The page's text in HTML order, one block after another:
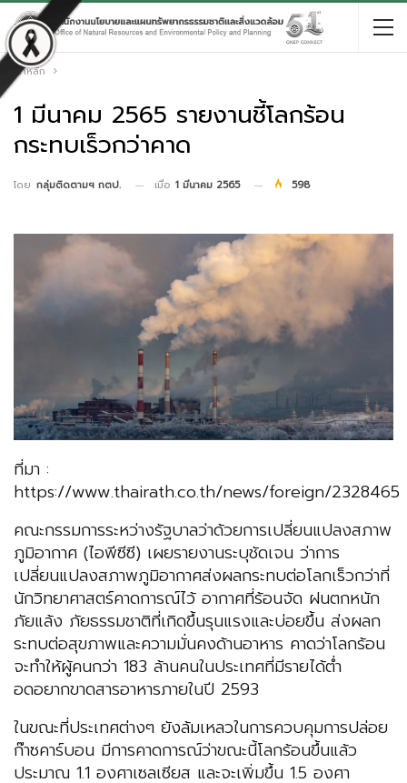
หน้าหลัก
1 มีนาคม 2565 รายงานชี้โลกร้อน
กระทบเร็วกว่าคาด
โดย กลุ่มติดตามฯ กตป. เมื่อ 1 มีนาคม 2565 598
ที่มา :
https://www.thairath.co.th/news/foreign/2328465
คณะกรรมการระหว่างรัฐบาลว่าด้วยการเปลี่ยนแปลงสภาพ
ภูมิอากาศ (ไอพีซีซี) เผยรายงานระบุชัดเจน ว่าการ
เปลี่ยนแปลงสภาพภูมิอากาศส่งผลกระทบต่อโลกเร็วกว่าที่
นักวิทยาศาสตร์คาดการณ์ไว้ อากาศที่ร้อนจัด ฝนตกหนัก
ภัยแล้ง ภัยธรรมชาติที่เกิดขึ้นรุนแรงและบ่อยขึ้น ส่งผลก
ระทบต่อสุขภาพและความมั่นคงด้านอาหาร คาดว่าโลกร้อน
จะทำให้ผู้คนกว่า 183 ล้านคนในประเทศที่มีรายได้ต่ำ
อดอยากขาดสารอาหารภายในปี 2593
ในขณะที่ประเทศต่างๆ ยังล้มเหลวในการควบคุมการปล่อย
ก๊าซคาร์บอน มีการคาดการณ์ว่าขณะนี้โลกร้อนขึ้นแล้ว
ประมาณ 1.1 องศาเซลเซียส และจะเพิ่มขึ้น 1.5 องศา